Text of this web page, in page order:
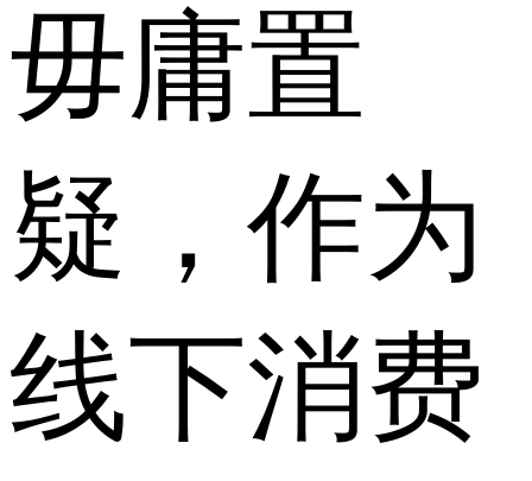
毋庸置
疑，作为
线下消费